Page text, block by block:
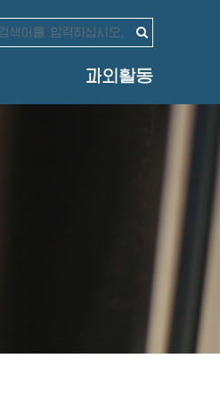
과외활동